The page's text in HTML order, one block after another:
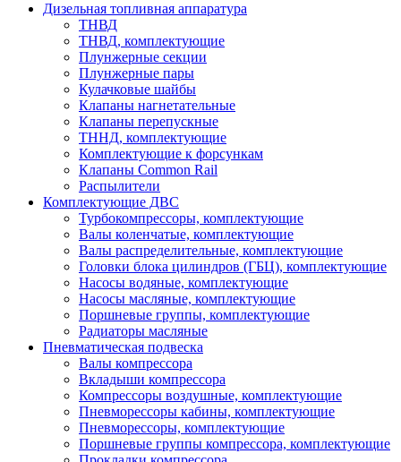
Дизельная топливная аппаратура
ТНВД
ТНВД, комплектующие
Плунжерные секции
Плунжерные пары
Кулачковые шайбы
Клапаны нагнетательные
Клапаны перепускные
ТННД, комплектующие
Комплектующие к форсункам
Клапаны Common Rail
Распылители
Комплектующие ДВС
Турбокомпрессоры, комплектующие
Валы коленчатые, комплектующие
Валы распределительные, комплектующие
Головки блока цилиндров (ГБЦ), комплектующие
Насосы водяные, комплектующие
Насосы масляные, комплектующие
Поршневые группы, комплектующие
Радиаторы масляные
Пневматическая подвеска
Валы компрессора
Вкладыши компрессора
Компрессоры воздушные, комплектующие
Пневморессоры кабины, комплектующие
Пневморессоры, комплектующие
Поршневые группы компрессора, комплектующие